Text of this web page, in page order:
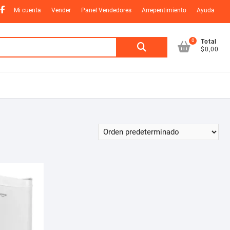
Facebook
Mi cuenta Vender Panel Vendedores Arrepentimiento Ayuda
Buscar
0
Total
$0,00